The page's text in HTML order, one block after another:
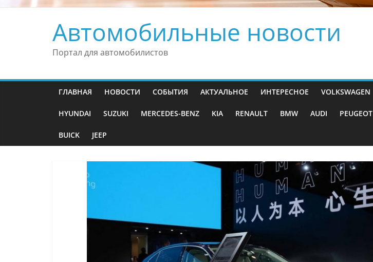
Автомобильные новости
Портал для автомобилистов
ГЛАВНАЯ НОВОСТИ СОБЫТИЯ АКТУАЛЬНОЕ ИНТЕРЕСНОЕ VOLKSWAGEN
HYUNDAI SUZUKI MERCEDES-BENZ KIA RENAULT BMW AUDI PEUGEOT
BUICK JEEP